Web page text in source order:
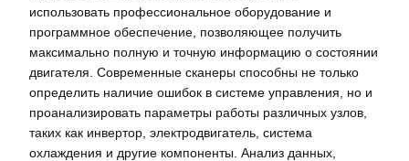
использовать профессиональное оборудование и
программное обеспечение, позволяющее получить
максимально полную и точную информацию о состоянии
двигателя. Современные сканеры способны не только
определить наличие ошибок в системе управления, но и
проанализировать параметры работы различных узлов,
таких как инвертор, электродвигатель, система
охлаждения и другие компоненты. Анализ данных,